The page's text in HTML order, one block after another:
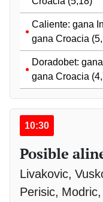
Caliente: gana
gana Croacia
Doradobet:
gana Croacia
10:30
Posible
Livakovic,
Perisic,